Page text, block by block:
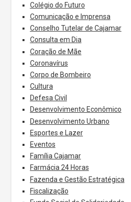
Colégio do Futuro
Comunicação e Imprensa
Conselho Tutelar de Cajamar
Consulta em Dia
Coração de Mãe
Coronavírus
Corpo de Bombeiro
Cultura
Defesa Civil
Desenvolvimento Econômico
Desenvolvimento Urbano
Esportes e Lazer
Eventos
Família Cajamar
Farmácia 24 Horas
Fazenda e Gestão Estratégica
Fiscalização